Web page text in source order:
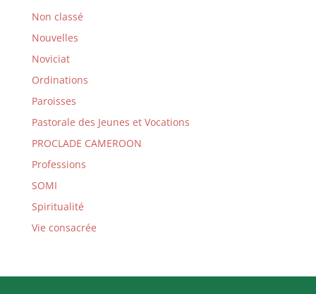
Non classé
Nouvelles
Noviciat
Ordinations
Paroisses
Pastorale des Jeunes et Vocations
PROCLADE CAMEROON
Professions
SOMI
Spiritualité
Vie consacrée